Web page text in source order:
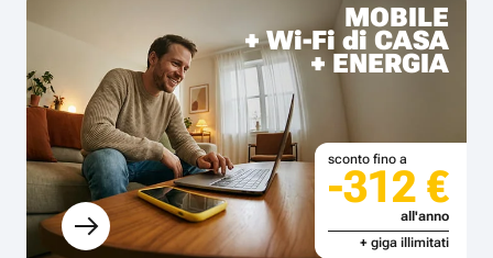
MOBILE
+ Wi-Fi di CASA
+ ENERGIA
sconto fino a
-312 €
all'anno
+ giga illimitati